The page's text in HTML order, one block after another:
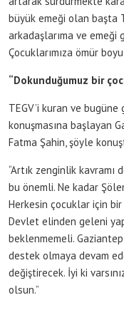
büyük emeği olan başta
arkadaşlarıma ve emeği
Çocuklarımıza ömür
“Dokunduğumuz bir
TEGV’i kuran ve
konuşmasına başlayan
Fatma Şahin, şöyle
“Artık zenginlik kavramı
bu önemli. Ne kadar
Herkesin çocuklar için bir
Devlet elinden geleni
beklenmemeli.
destek olmaya devam
değiştirecek. İyi ki
olsun.”